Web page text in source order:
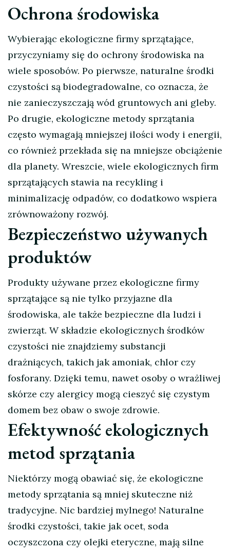
Ochrona środowiska
Wybierając ekologiczne firmy sprzątające,
przyczyniamy się do ochrony środowiska na
wiele sposobów. Po pierwsze, naturalne środki
czystości są biodegradowalne, co oznacza, że
nie zanieczyszczają wód gruntowych ani gleby.
Po drugie, ekologiczne metody sprzątania
często wymagają mniejszej ilości wody i energii,
co również przekłada się na mniejsze obciążenie
dla planety. Wreszcie, wiele ekologicznych firm
sprzątających stawia na recykling i
minimalizację odpadów, co dodatkowo wspiera
zrównoważony rozwój.
Bezpieczeństwo używanych
produktów
Produkty używane przez ekologiczne firmy
sprzątające są nie tylko przyjazne dla
środowiska, ale także bezpieczne dla ludzi i
zwierząt. W składzie ekologicznych środków
czystości nie znajdziemy substancji
drażniących, takich jak amoniak, chlor czy
fosforany. Dzięki temu, nawet osoby o wrażliwej
skórze czy alergicy mogą cieszyć się czystym
domem bez obaw o swoje zdrowie.
Efektywność ekologicznych
metod sprzątania
Niektórzy mogą obawiać się, że ekologiczne
metody sprzątania są mniej skuteczne niż
tradycyjne. Nic bardziej mylnego! Naturalne
środki czystości, takie jak ocet, soda
oczyszczona czy olejki eteryczne, mają silne